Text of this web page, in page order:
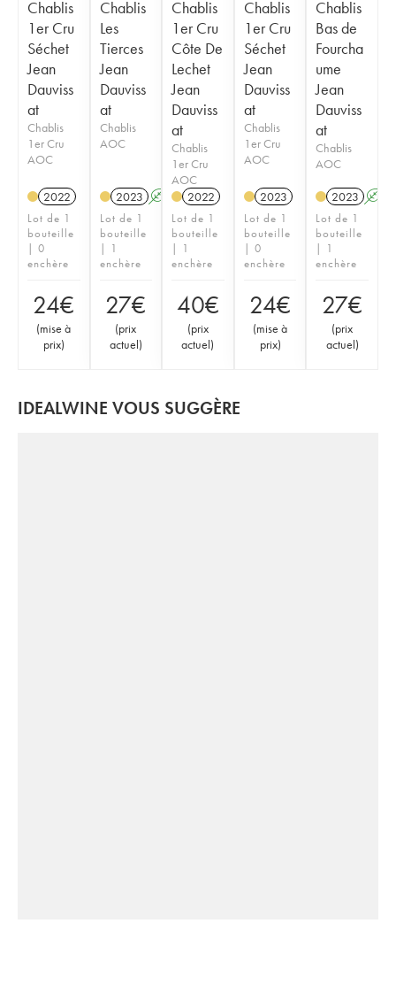
Chablis
1er Cru
Séchet
Jean
Dauviss
at
Chablis
1er Cru
AOC
2022
Lot de 1
bouteille
| 0
enchère
24€
(mise à
prix)
Chablis
Les
Tierces
Jean
Dauviss
at
Chablis
AOC
2023 A
Lot de 1
bouteille
| 1
enchère
27€
(prix
actuel)
Chablis
1er Cru
Côte De
Lechet
Jean
Dauviss
at
Chablis
1er Cru
AOC
2022
Lot de 1
bouteille
| 1
enchère
40€
(prix
actuel)
Chablis
1er Cru
Séchet
Jean
Dauviss
at
Chablis
1er Cru
AOC
2023
Lot de 1
bouteille
| 0
enchère
24€
(mise à
prix)
Chablis
Bas de
Fourcha
ume
Jean
Dauviss
at
Chablis
AOC
2023 A
Lot de 1
bouteille
| 1
enchère
27€
(prix
actuel)
IDEALWINE VOUS SUGGÈRE